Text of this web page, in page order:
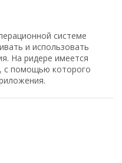
системе
и использовать
На ридере имеется
с помощью которого